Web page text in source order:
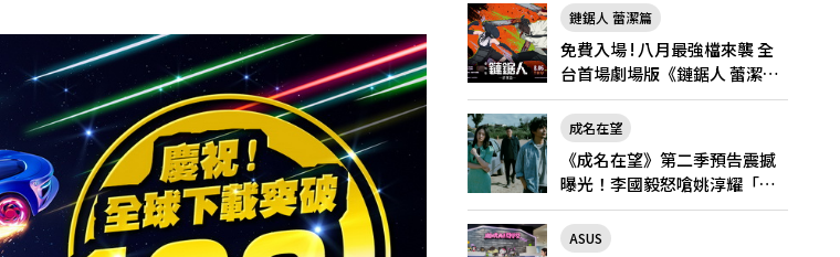
鏈鋸人 蕾潔篇
免費入場 ! 八月最強檔來襲 全
台首場劇場版《鏈鋸人 蕾潔
篇》快閃店就在新光三越台北
南西一館8/6限定登場
成名在望
《成名在望》第二季預告震撼
曝光！李國毅怒嗆姚淳耀「當
邱家的狗」兄弟情決裂
ASUS